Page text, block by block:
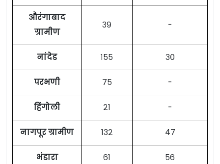
औरंगाबाद
ग्रामीण
३९ -
नांदेड १५५ ३०
परभणी ७५ -
हिंगोली २१ -
नागपूर ग्रामीण १३२ ४७
भंडारा ६१ ५६